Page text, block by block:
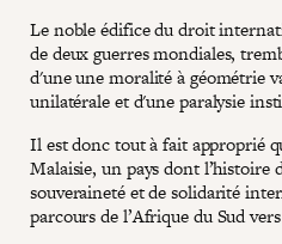
Le noble édifice du droit
de deux guerres mondiales,
d'une une moralité à géométrie
unilatérale et d'une paralysie
Il est donc tout à fait approprié
Malaisie, un pays dont l’histoire
souveraineté et de solidarité
parcours de l’Afrique du Sud